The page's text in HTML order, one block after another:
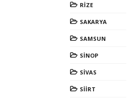
RİZE
SAKARYA
SAMSUN
SİNOP
SİVAS
SİİRT